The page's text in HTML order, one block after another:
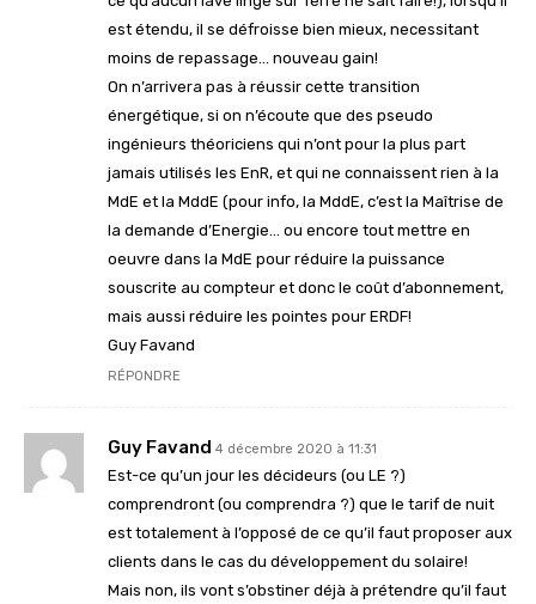
est étendu, il se défroisse bien mieux, necessitant
moins de repassage… nouveau gain!
On n’arrivera pas à réussir cette transition
énergétique, si on n’écoute que des pseudo
ingénieurs théoriciens qui n’ont pour la plus part
jamais utilisés les EnR, et qui ne connaissent rien à la
MdE et la MddE (pour info, la MddE, c’est la Maîtrise de
la demande d’Energie… ou encore tout mettre en
oeuvre dans la MdE pour réduire la puissance
souscrite au compteur et donc le coût d’abonnement,
mais aussi réduire les pointes pour ERDF!
Guy Favand
RÉPONDRE
Guy Favand 4 décembre 2020 à 11:31
Est-ce qu’un jour les décideurs (ou LE ?)
comprendront (ou comprendra ?) que le tarif de nuit
est totalement à l’opposé de ce qu’il faut proposer aux
clients dans le cas du développement du solaire!
Mais non, ils vont s’obstiner déjà à prétendre qu’il faut